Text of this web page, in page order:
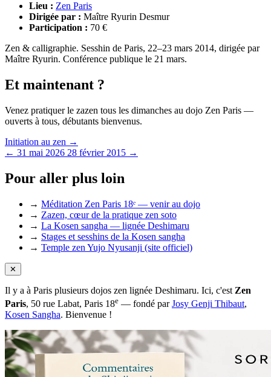
Lieu : Zen Paris
Dirigée par : Maître Ryurin Desmur
Participation : 70 €
Zen & calligraphie. Sesshin de Paris, 22–23 mars 2014, dirigée par
Maître Ryurin. Conférence publique le 21 mars.
Et maintenant ?
Venez pratiquer le zazen tous les dimanches au dojo Zen Paris —
ouverts à tous, débutants bienvenus.
Initiation au zen →
← 31 mai 2026 28 février 2015 →
Pour aller plus loin
→ Méditation Zen Paris 18ᵉ — venir au dojo
→ Zazen, cœur de la pratique zen soto
→ La Kosen sangha — lignée Deshimaru
→ Stages et sesshins de la Kosen sangha
→ Temple zen Yujo Nyusanji (site officiel)
✕
Il y a à Paris plusieurs dojos zen lignée Deshimaru. Ici, c'est Zen
Paris, 50 rue Labat, Paris 18e — fondé parJosy Genji Thibaut,
Kosen Sangha. Bienvenue !